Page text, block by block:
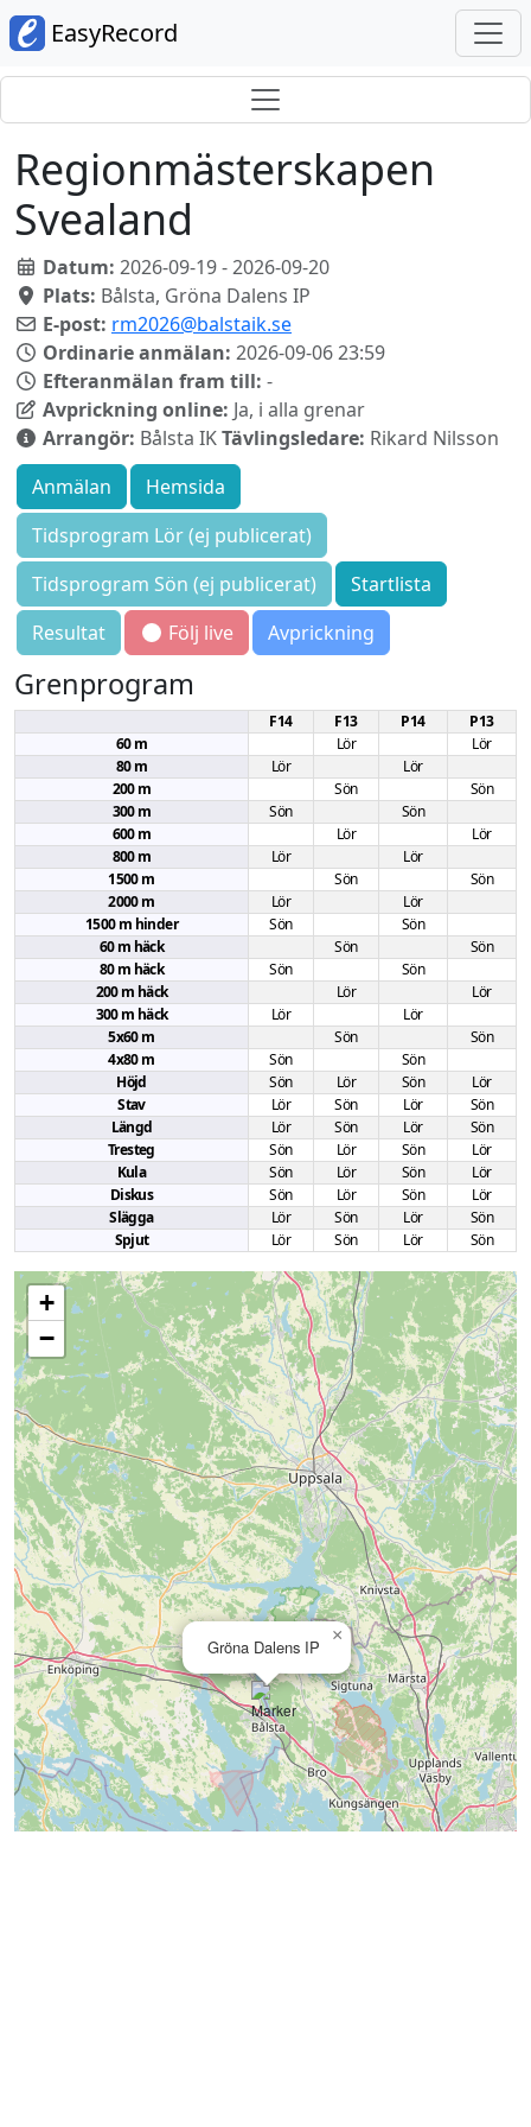
EasyRecord
Regionmästerskapen
Svealand
Datum: 2026-09-19 - 2026-09-20
Plats: Bålsta, Gröna Dalens IP
E-post: rm2026@balstaik.se
Ordinarie anmälan: 2026-09-06 23:59
Efteranmälan fram till: -
Avprickning online: Ja, i alla grenar
Arrangör: Bålsta IKTävlingsledare: Rikard Nilsson
Anmälan
Hemsida
Tidsprogram Lör (ej publicerat)
Tidsprogram Sön (ej publicerat)
Startlista
Resultat
Följ live Avprickning
Grenprogram
F14 F13 P14
P13
60 m
Lör
Lör
80 m
Lör
Lör
200 m
Sön
Sön
300 m
Sön
Sön
600 m
Lör
Lör
800 m
Lör
Lör
1500 m
Sön
Sön
2000 m
Lör
Lör
1500 m hinder
Sön
Sön
60 m häck
Sön
Sön
80 m häck
Sön
Sön
200 m häck
Lör
Lör
300 m häck
Lör
Lör
5x60 m
Sön
Sön
4x80 m
Sön
Sön
Höjd
Sön Lör Sön
Lör
Stav
Lör Sön Lör
Sön
Längd
Lör Sön Lör
Sön
Tresteg
Sön Lör Sön
Lör
Kula
Sön Lör Sön
Lör
Diskus
Sön Lör Sön
Lör
Slägga
Lör Sön Lör
Sön
Spjut
Lör Sön Lör Sön
Gröna Dalens IP
×
+
−